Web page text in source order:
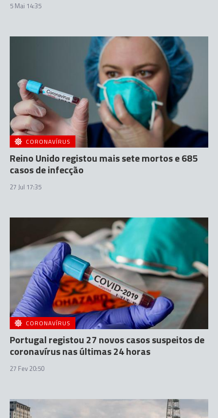
5 Mai 14:35
CORONAVÍRUS
Reino Unido registou mais sete mortos e 685
casos de infecção
27 Jul 17:35
CORONAVÍRUS
Portugal registou 27 novos casos suspeitos de
coronavírus nas últimas 24 horas
27 Fev 20:50